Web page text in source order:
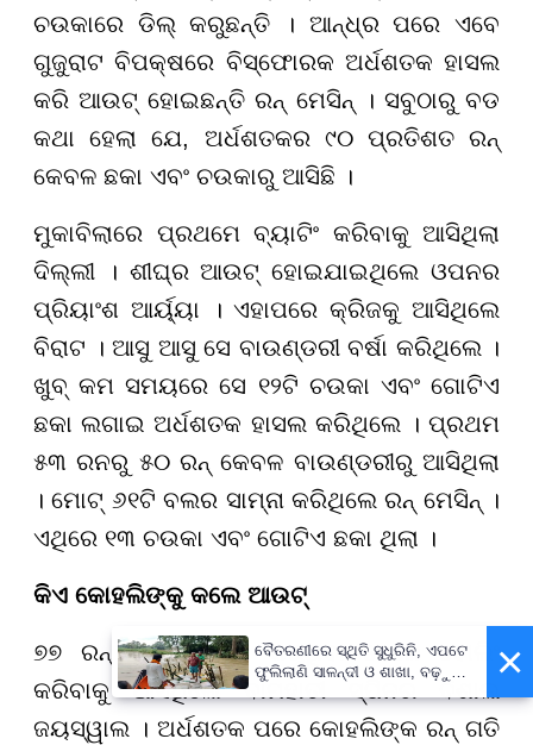
ଚଉକାରେ ଡିଲ୍ କରୁଛନ୍ତି । ଆନ୍ଧ୍ର ପରେ ଏବେ
ଗୁଜୁରାଟ ବିପକ୍ଷରେ ବିସ୍ଫୋରକ ଅର୍ଧଶତକ ହାସଲ
କରି ଆଉଟ୍ ହୋଇଛନ୍ତି ରନ୍ ମେସିନ୍ । ସବୁଠାରୁ ବଡ
କଥା ହେଲା ଯେ, ଅର୍ଧଶତକର ୯୦ ପ୍ରତିଶତ ରନ୍
କେବଳ ଛକା ଏବଂ ଚଉକାରୁ ଆସିଛି ।
ମୁକାବିଲାରେ ପ୍ରଥମେ ବ୍ୟାଟିଂ କରିବାକୁ ଆସିଥିଲା
ଦିଲ୍ଲୀ । ଶୀଘ୍ର ଆଉଟ୍ ହୋଇଯାଇଥିଲେ ଓପନର
ପ୍ରିୟାଂଶ ଆର୍ୟ୍ୟା । ଏହାପରେ କ୍ରିଜକୁ ଆସିଥିଲେ
ବିରାଟ । ଆସୁ ଆସୁ ସେ ବାଉଣ୍ଡରୀ ବର୍ଷା କରିଥିଲେ ।
ଖୁବ୍ କମ ସମୟରେ ସେ ୧୨ଟି ଚଉକା ଏବଂ ଗୋଟିଏ
ଛକା ଲଗାଇ ଅର୍ଧଶତକ ହାସଲ କରିଥିଲେ । ପ୍ରଥମ
୫୩ ରନରୁ ୫୦ ରନ୍ କେବଳ ବାଉଣ୍ଡରୀରୁ ଆସିଥିଲା
। ମୋଟ୍ ୬୧ଟି ବଲର ସାମ୍ନା କରିଥିଲେ ରନ୍ ମେସିନ୍ ।
ଏଥିରେ ୧୩ ଚଉକା ଏବଂ ଗୋଟିଏ ଛକା ଥିଲା ।
କିଏ କୋହଲିଙ୍କୁ କଲେ ଆଉଟ୍
୭୭ ରନ୍ କରି ବ୍ୟାଟିଂ କରୁଥିବା ବେଳେ ବୋଲିଂ
କରିବାକୁ ଆସିଥିଲେ ବାମହାତୀ ସ୍ପିନର ବିଶାଲ
ଜୟସ୍ୱାଲ । ଅର୍ଧଶତକ ପରେ କୋହଲିଙ୍କ ରନ୍ ଗତି
×
ବୈତରଣୀରେ ସ୍ଥିତି ସୁଧୁରିନି, ଏପଟେ
ଫୁଲିଲାଣି ସାଳନ୍ଦୀ ଓ ଶାଖା, ବଢ଼ୁଛି
ବନ୍ୟା ଭୟ